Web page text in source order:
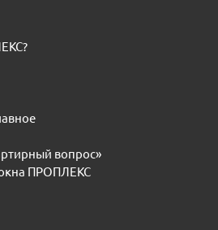
вопрос»
ПРОПЛЕКС